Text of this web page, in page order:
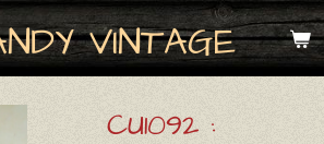
VINTAGE
CU1092 :